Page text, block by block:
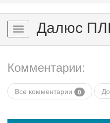
Toggle
navigation
Далюс
Комментарии:
Все комментарии 0